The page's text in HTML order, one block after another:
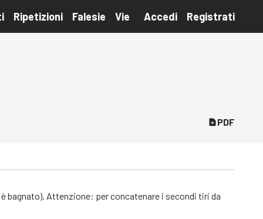
Ripetizioni Falesie Vie Accedi Registrati
PDF
bagnato). Attenzione: per concatenare i secondi tiri da